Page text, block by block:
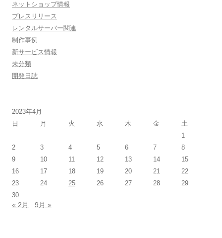
ネットショップ情報
プレスリリース
レンタルサーバー関連
制作事例
新サービス情報
未分類
開発日誌
2023年4月
日
月 火 水 木 金
土
1
2
3 4 5 6 7
8
9
10 11 12 13 14
15
16
17 18 19 20 21
22
23
24 25 26 27 28
29
30
« 2月 9月 »